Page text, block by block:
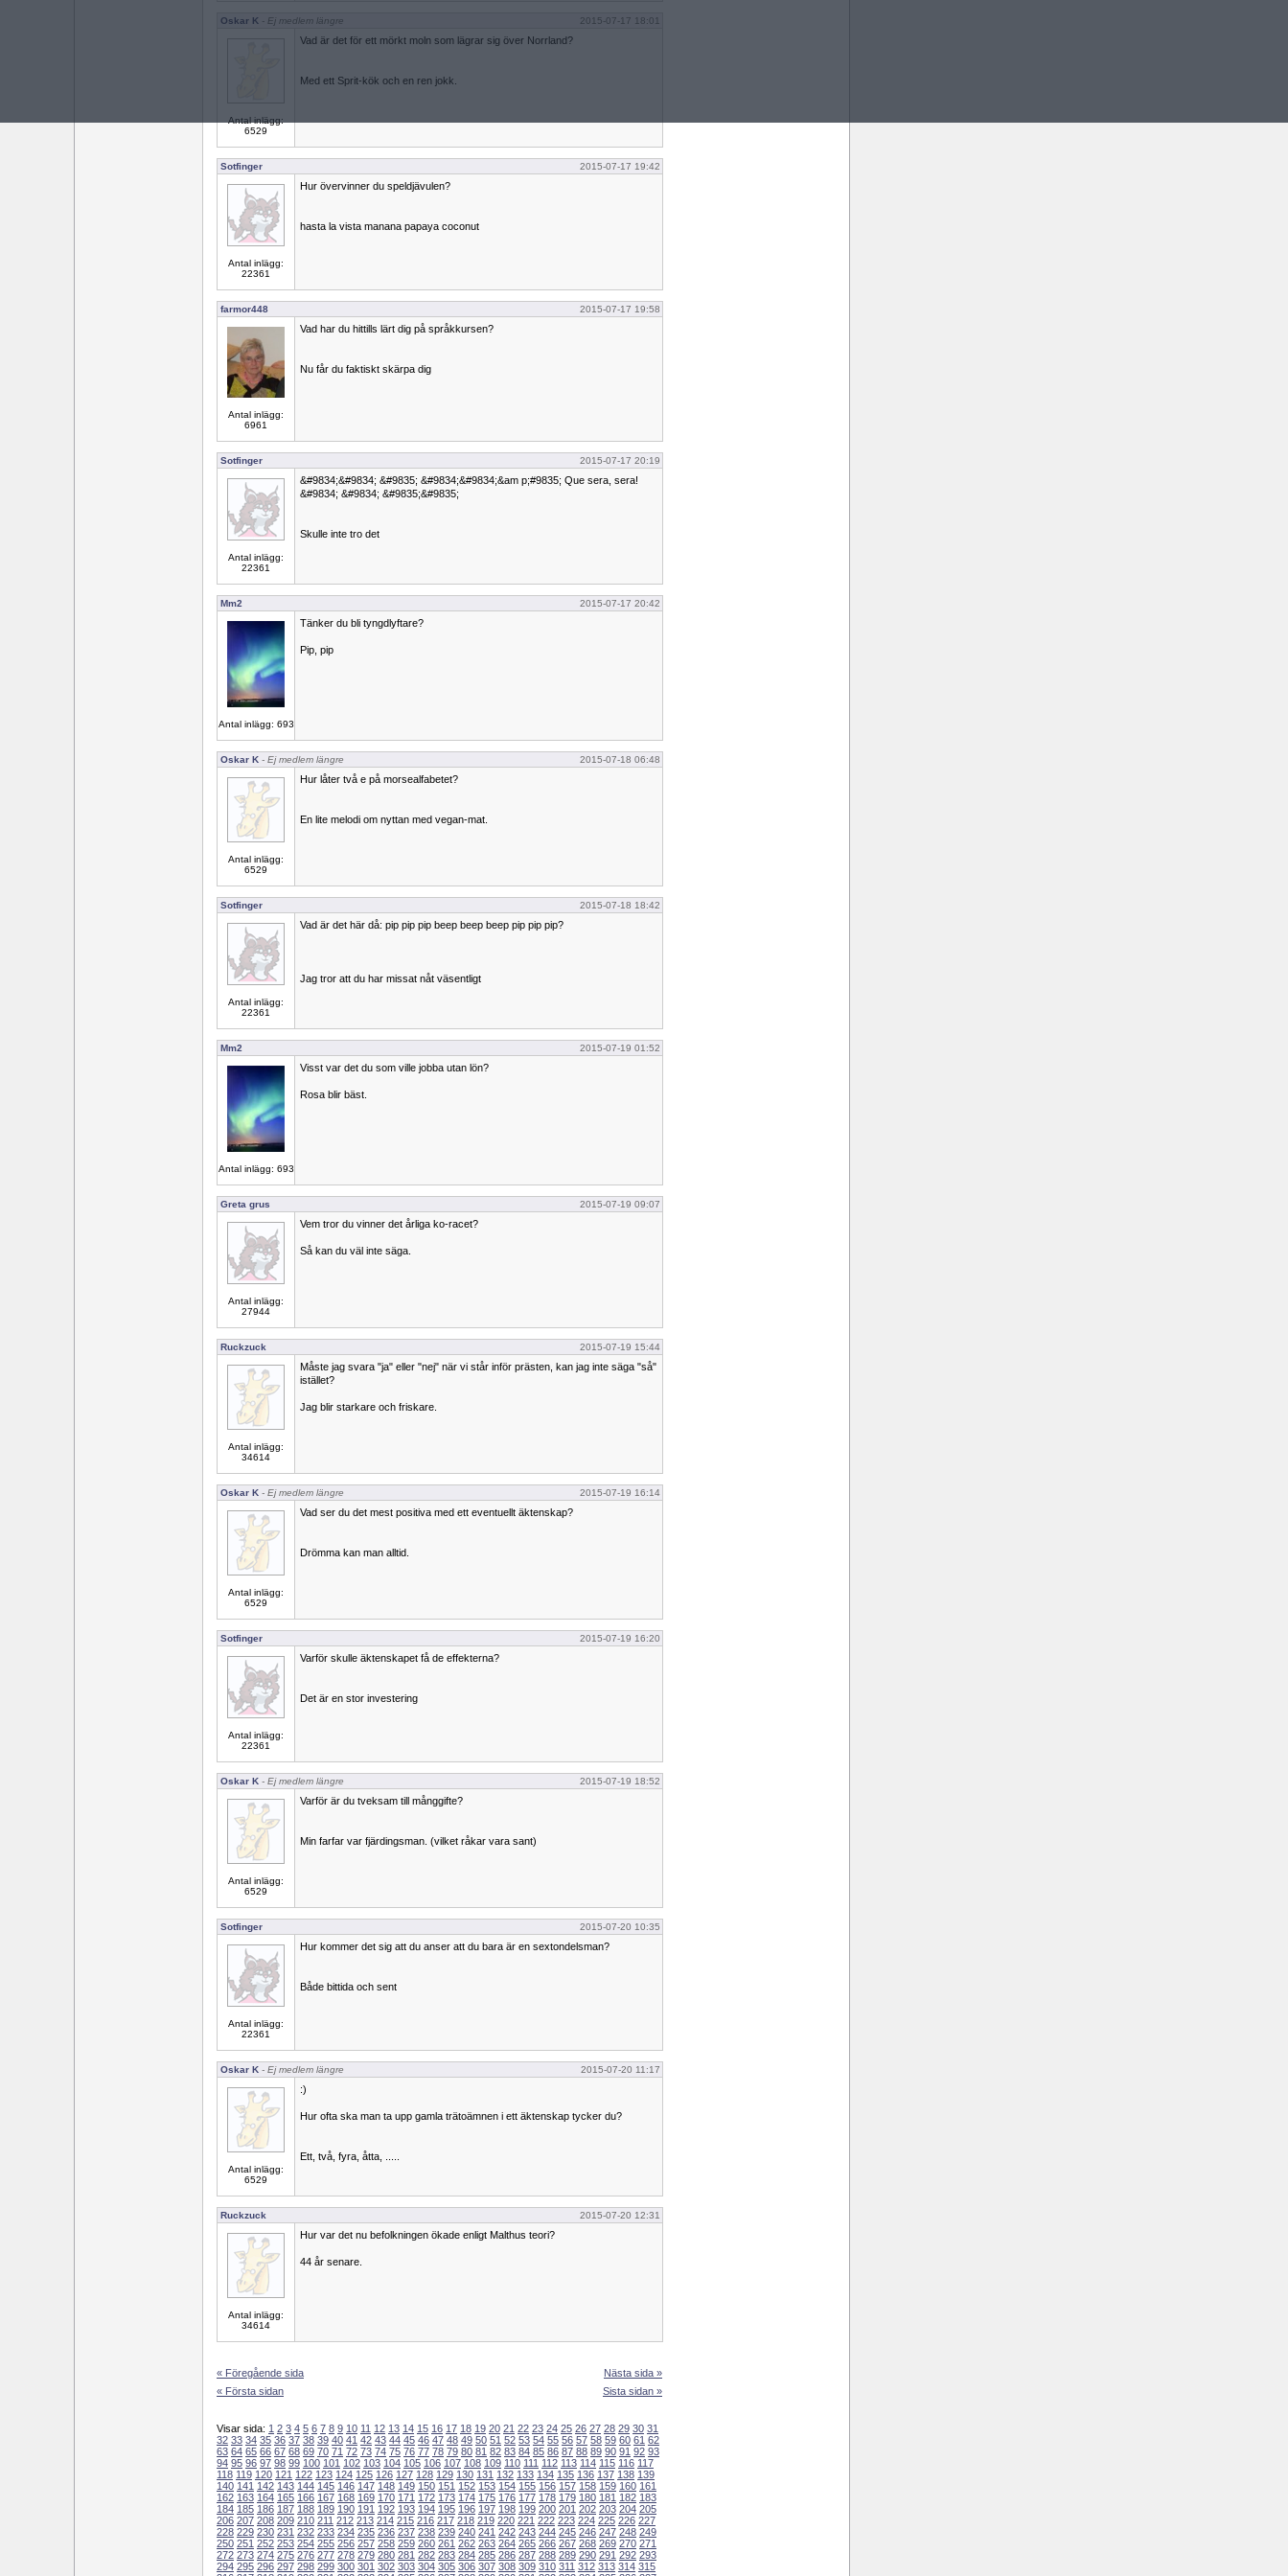
Oskar K - Ej medlem längre 2015-07-17 18:01
Antal inlägg:
6529
Vad är det för ett mörkt moln som lägrar sig över Norrland?
Med ett Sprit-kök och en ren jokk.
Sotfinger 2015-07-17 19:42
Antal inlägg:
22361
Hur övervinner du speldjävulen?
hasta la vista manana papaya coconut
farmor448 2015-07-17 19:58
Antal inlägg:
6961
Vad har du hittills lärt dig på språkkursen?
Nu får du faktiskt skärpa dig
Sotfinger 2015-07-17 20:19
Antal inlägg:
22361
&#9834;&#9834; &#9835; &#9834;&#9834;&am p;#9835; Que sera, sera!
&#9834; &#9834; &#9835;&#9835;
Skulle inte tro det
Mm2 2015-07-17 20:42
Antal inlägg: 693
Tänker du bli tyngdlyftare?
Pip, pip
Oskar K - Ej medlem längre 2015-07-18 06:48
Antal inlägg:
6529
Hur låter två e på morsealfabetet?
En lite melodi om nyttan med vegan-mat.
Sotfinger 2015-07-18 18:42
Antal inlägg:
22361
Vad är det här då: pip pip pip beep beep beep pip pip pip?
Jag tror att du har missat nåt väsentligt
Mm2 2015-07-19 01:52
Antal inlägg: 693
Visst var det du som ville jobba utan lön?
Rosa blir bäst.
Greta grus 2015-07-19 09:07
Antal inlägg:
27944
Vem tror du vinner det årliga ko-racet?
Så kan du väl inte säga.
Ruckzuck 2015-07-19 15:44
Antal inlägg:
34614
Måste jag svara "ja" eller "nej" när vi står inför prästen, kan jag inte säga "så"
istället?
Jag blir starkare och friskare.
Oskar K - Ej medlem längre 2015-07-19 16:14
Antal inlägg:
6529
Vad ser du det mest positiva med ett eventuellt äktenskap?
Drömma kan man alltid.
Sotfinger 2015-07-19 16:20
Antal inlägg:
22361
Varför skulle äktenskapet få de effekterna?
Det är en stor investering
Oskar K - Ej medlem längre 2015-07-19 18:52
Antal inlägg:
6529
Varför är du tveksam till månggifte?
Min farfar var fjärdingsman. (vilket råkar vara sant)
Sotfinger 2015-07-20 10:35
Antal inlägg:
22361
Hur kommer det sig att du anser att du bara är en sextondelsman?
Både bittida och sent
Oskar K - Ej medlem längre 2015-07-20 11:17
Antal inlägg:
6529
:)
Hur ofta ska man ta upp gamla trätoämnen i ett äktenskap tycker du?
Ett, två, fyra, åtta, .....
Ruckzuck 2015-07-20 12:31
Antal inlägg:
34614
Hur var det nu befolkningen ökade enligt Malthus teori?
44 år senare.
« Föregående sida
« Första sidan
Nästa sida »
Sista sidan »
Visar sida: 1 2 3 4 5 6 7 8 9 10 11 12 13 14 15 16 17 18 19 20 21 22 23 24 25 26 27 28 29 30 31
32 33 34 35 36 37 38 39 40 41 42 43 44 45 46 47 48 49 50 51 52 53 54 55 56 57 58 59 60 61 62
63 64 65 66 67 68 69 70 71 72 73 74 75 76 77 78 79 80 81 82 83 84 85 86 87 88 89 90 91 92 93
94 95 96 97 98 99 100 101 102 103 104 105 106 107 108 109 110 111 112 113 114 115 116 117
118 119 120 121 122 123 124 125 126 127 128 129 130 131 132 133 134 135 136 137 138 139
140 141 142 143 144 145 146 147 148 149 150 151 152 153 154 155 156 157 158 159 160 161
162 163 164 165 166 167 168 169 170 171 172 173 174 175 176 177 178 179 180 181 182 183
184 185 186 187 188 189 190 191 192 193 194 195 196 197 198 199 200 201 202 203 204 205
206 207 208 209 210 211 212 213 214 215 216 217 218 219 220 221 222 223 224 225 226 227
228 229 230 231 232 233 234 235 236 237 238 239 240 241 242 243 244 245 246 247 248 249
250 251 252 253 254 255 256 257 258 259 260 261 262 263 264 265 266 267 268 269 270 271
272 273 274 275 276 277 278 279 280 281 282 283 284 285 286 287 288 289 290 291 292 293
294 295 296 297 298 299 300 301 302 303 304 305 306 307 308 309 310 311 312 313 314 315